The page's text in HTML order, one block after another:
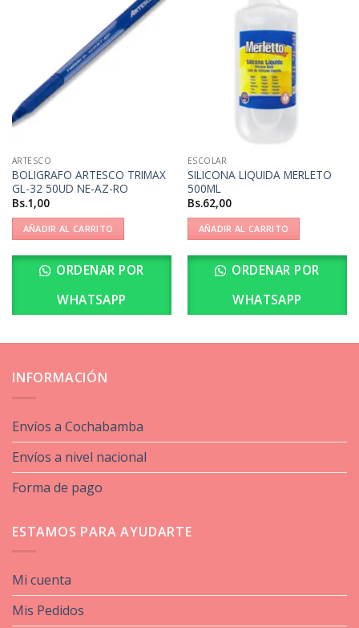
ARTESCO
BOLIGRAFO ARTESCO TRIMAX
GL-32 50UD NE-AZ-RO
Bs.1,00
AÑADIR AL CARRITO
ORDENAR POR
WHATSAPP
ESCOLAR
SILICONA LIQUIDA MERLETO
500ML
Bs.62,00
AÑADIR AL CARRITO
ORDENAR POR
WHATSAPP
INFORMACIÓN
Envíos a Cochabamba
Envíos a nivel nacional
Forma de pago
ESTAMOS PARA AYUDARTE
Mi cuenta
Mis Pedidos